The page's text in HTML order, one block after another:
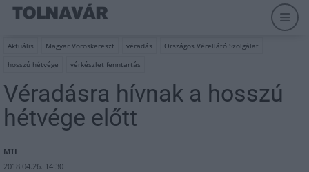
Aktuális Magyar Vöröskereszt véradás
Országos Vérellátó Szolgálat
hosszú hétvége
vérkészlet fenntartás
Véradásra hívnak a hosszú
hétvége előtt
MTI
2018.04.26. 14:30